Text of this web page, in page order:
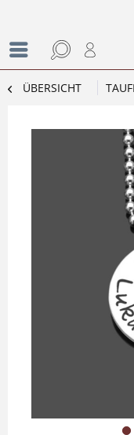
ÜBERSICHT